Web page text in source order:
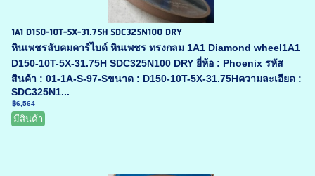
1A1 D150-10T-5X-31.75H SDC325N100 DRY
หินเพชรลับคมคาร์ไบด์ หินเพชร ทรงกลม 1A1 Diamond wheel1A1
D150-10T-5X-31.75H SDC325N100 DRY ยี่ห้อ : Phoenix รหัส
สินค้า : 01-1A-S-97-Sขนาด : D150-10T-5X-31.75Hความละเอียด :
SDC325N1...
฿6,564
มีสินค้า